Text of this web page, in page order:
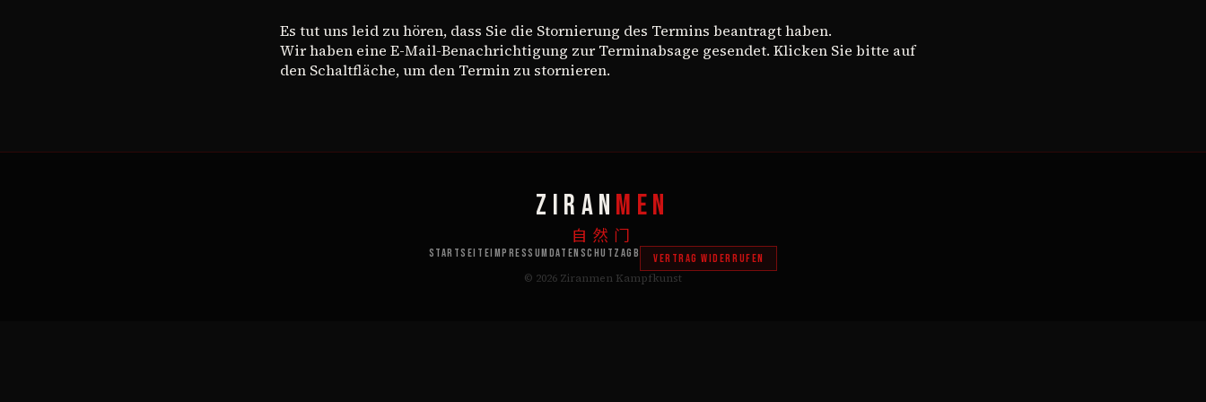
Es tut uns leid zu hören, dass Sie die Stornierung des Termins beantragt haben.
Wir haben eine E-Mail-Benachrichtigung zur Terminabsage gesendet. Klicken Sie bitte auf
den Schaltfläche, um den Termin zu stornieren.
ZIRAN MEN
自然门
StartseiteImpressumDatenschutzAGB
Vertrag widerrufen
© 2026 Ziranmen Kampfkunst